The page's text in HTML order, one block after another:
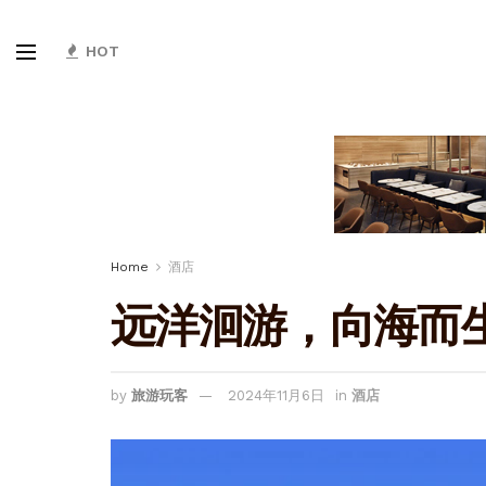
HOT
Home 酒店
远洋洄游，向海而
by 旅游玩客 2024年11月6日 in 酒店